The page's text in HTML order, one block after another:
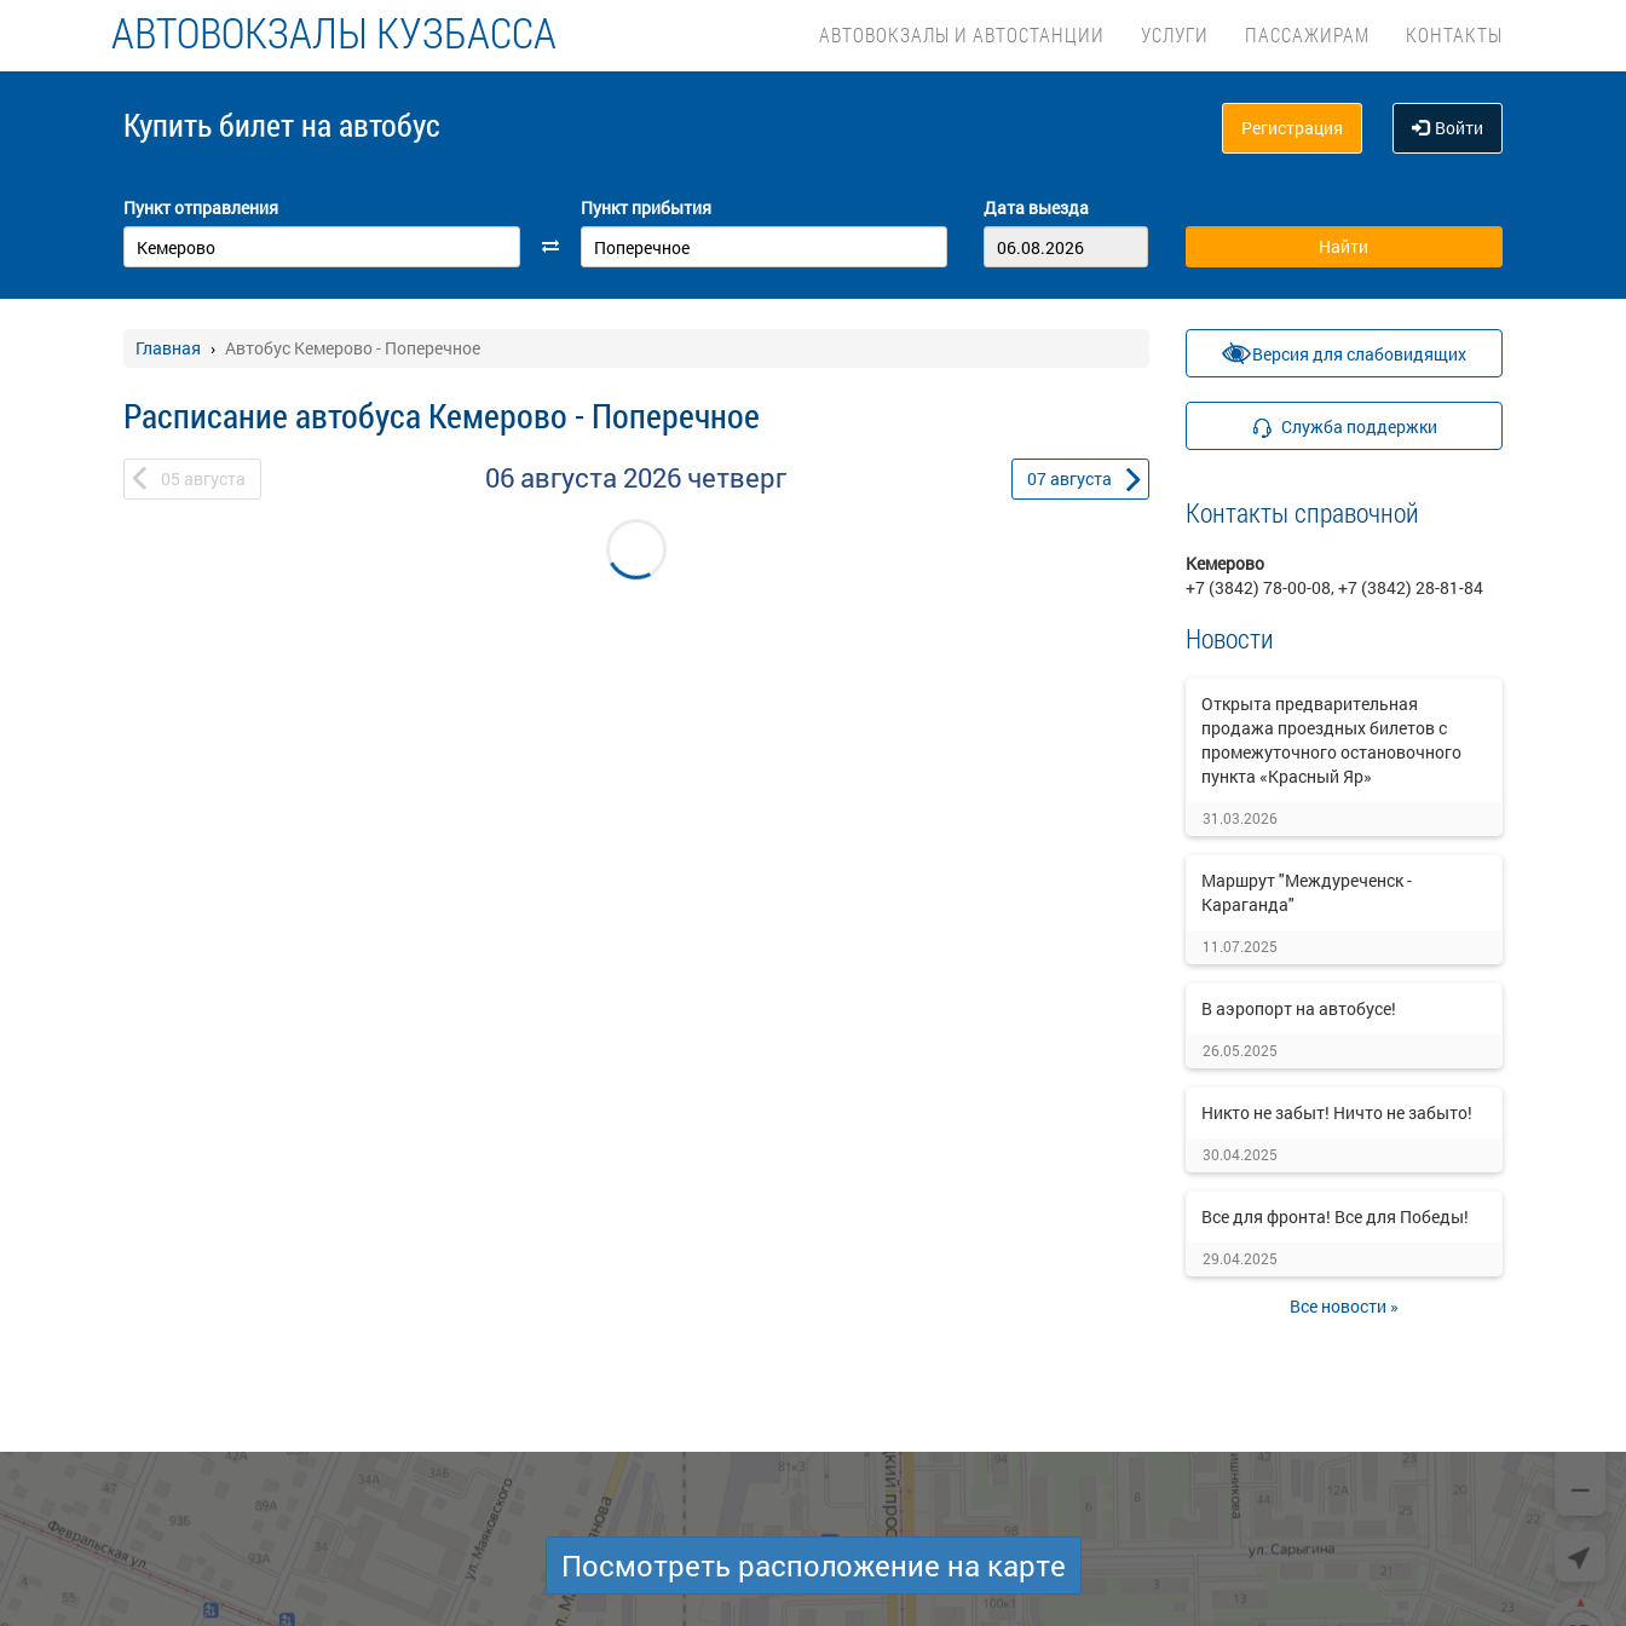
АВТОВОКЗАЛЫ КУЗБАССА АВТОВОКЗАЛЫ И АВТОСТАНЦИИ УСЛУГИ ПАССАЖИРАМ КОНТАКТЫ
Купить билет на автобус Регистрация Войти
Пункт отправления Пункт прибытия Дата выезда
Главная Автобус Кемерово - Поперечное
Расписание автобуса Кемерово - Поперечное
05 августа 06 августа 2026 четверг 07августа
Версия для слабовидящих
Служба поддержки
Контакты справочной
Кемерово
+7 (3842) 78-00-08, +7 (3842) 28-81-84
Новости
Открыта предварительная
продажа проездных билетов с
промежуточного остановочного
пункта «Красный Яр»
31.03.2026
Маршрут "Междуреченск -
Караганда"
11.07.2025
В аэропорт на автобусе!
26.05.2025
Никто не забыт! Ничто не забыто!
30.04.2025
Все для фронта! Все для Победы!
29.04.2025
Все новости »
Посмотреть расположение на карте